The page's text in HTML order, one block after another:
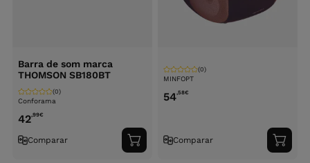
Barra de som marca
THOMSON SB180BT
Conforama
(0)
42,99€
Comparar
Adicionar
ao
MINFOPT
(0)
54,58€
Comparar
ao